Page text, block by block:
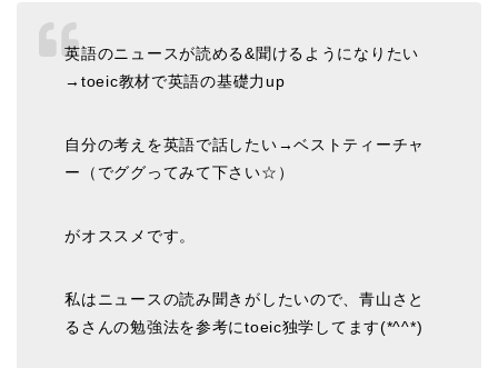
英語のニュースが読める&聞けるようになりたい
→toeic教材で英語の基礎力up
自分の考えを英語で話したい→ベストティーチャ
ー（でググってみて下さい☆）
がオススメです。
私はニュースの読み聞きがしたいので、青山さと
るさんの勉強法を参考にtoeic独学してます(*^^*)